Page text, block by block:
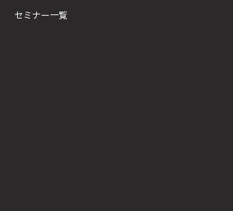
セミナー一覧